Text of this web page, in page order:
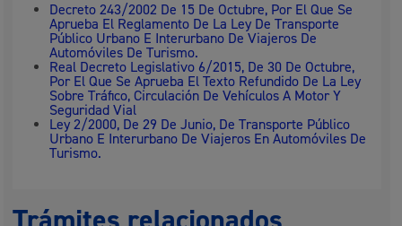
Decreto 243/2002 De 15 De Octubre, Por El Que Se
Aprueba El Reglamento De La Ley De Transporte
Público Urbano E Interurbano De Viajeros De
Automóviles De Turismo.
Real Decreto Legislativo 6/2015, De 30 De Octubre,
Por El Que Se Aprueba El Texto Refundido De La Ley
Sobre Tráfico, Circulación De Vehículos A Motor Y
Seguridad Vial
Ley 2/2000, De 29 De Junio, De Transporte Público
Urbano E Interurbano De Viajeros En Automóviles De
Turismo.